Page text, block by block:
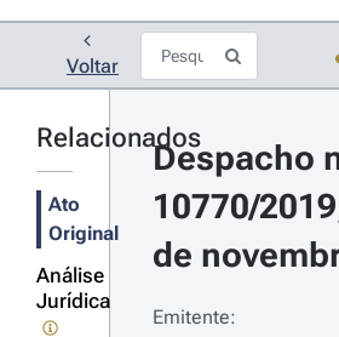
Voltar
Relacionados
Ato
Original
Análise
Jurídica
Despacho
10770/
de
Emitente: